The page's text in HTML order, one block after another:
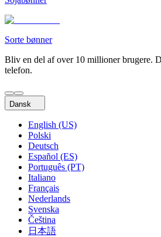
Sorte bønner
Bliv en del af over 10 millioner brugere.
telefon.
Dansk
English (US)
Polski
Deutsch
Español (ES)
Português (PT)
Italiano
Français
Nederlands
Svenska
Čeština
日本語